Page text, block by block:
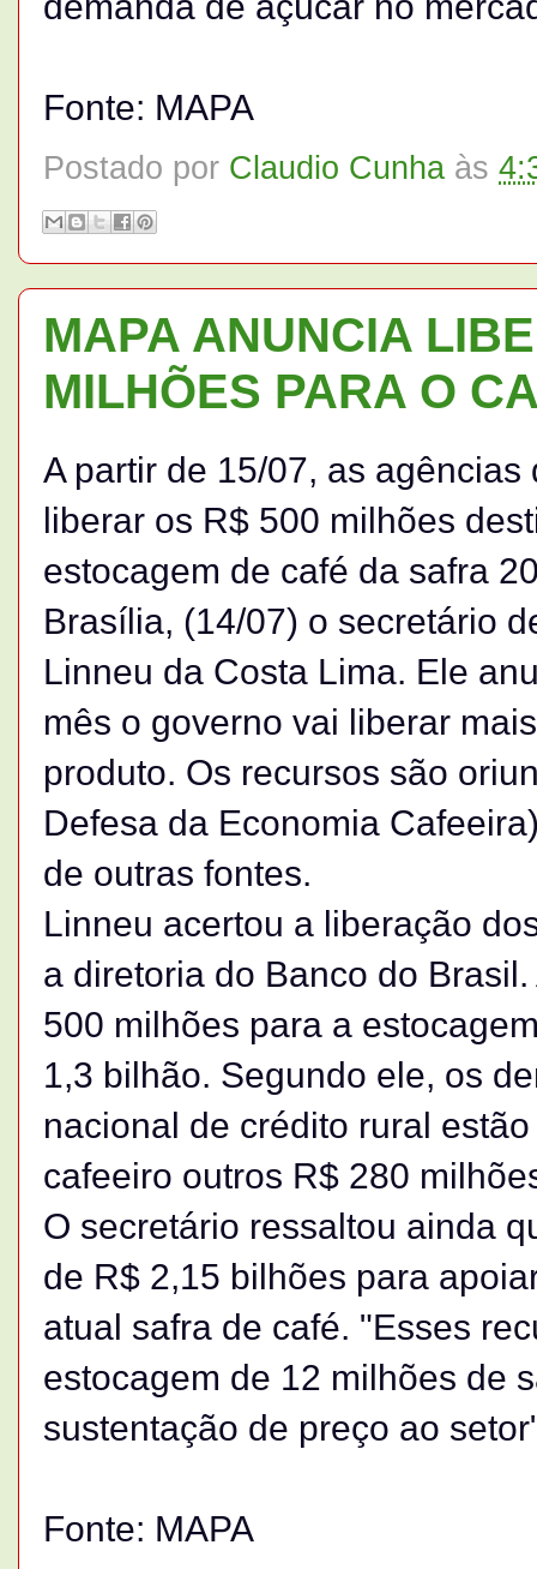
Fonte: MAPA
Postado por Claudio Cunha às
MAPA ANUNCIA
MILHÕES PARA O
A partir de 15/07, as
liberar os R$ 500 milhões
estocagem de café da safra
Brasília, (14/07) o secretário
Linneu da Costa Lima. Ele
mês o governo vai liberar
produto. Os recursos são
Defesa da Economia
de outras fontes.
Linneu acertou a liberação
a diretoria do Banco do
500 milhões para a
1,3 bilhão. Segundo ele, os
nacional de crédito rural
cafeeiro outros R$ 280
O secretário ressaltou ainda
de R$ 2,15 bilhões para
atual safra de café. "Esses
estocagem de 12 milhões de
sustentação de preço ao
Fonte: MAPA